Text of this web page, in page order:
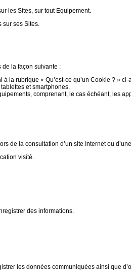
les Sites, sur tout Equipement.
sur ses Sites.
de la façon suivante :
la rubrique « Qu’est-ce qu’un Cookie ? » ci-
et smartphones.
comprenant, le cas échéant, les
de la consultation d’un site Internet ou
visité.
des informations.
les données communiquées ainsi que